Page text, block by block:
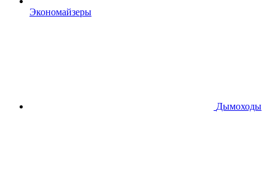
Экономайзеры
Дымоходы